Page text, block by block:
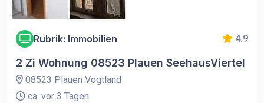
Rubrik: Immobilien 4.9
2 Zi Wohnung 08523 Plauen SeehausViertel
08523 Plauen Vogtland
ca. vor 3 Tagen